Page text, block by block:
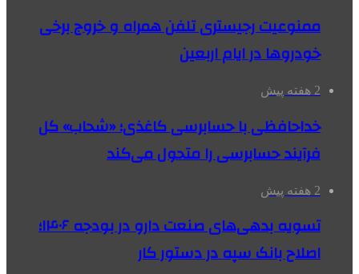
ممنوعیت رجیستری تلفن همراه و خروج برخی
خودروها در ایام اربعین
2 هفته پیش
خداحافظی با حسابرسی کاغذی؛ «شحاب» کل
فرآیند حسابرسی را متحول می‌کند
2 هفته پیش
تسویه بدهی‌های صنعت دارو در بودجه ۱۴۰۶؛
اصلاح بانک سپه در دستور کار